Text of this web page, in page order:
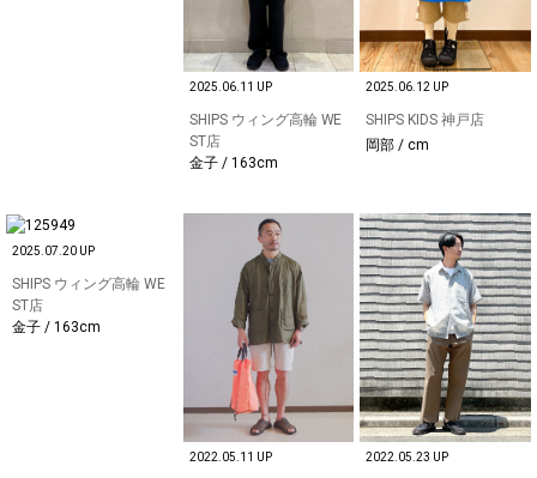
2025.06.11 UP
SHIPS ウィング高輪 WE
ST店
金子 / 163cm
2025.06.12 UP
SHIPS KIDS 神戸店
岡部 / cm
2025.07.20 UP
SHIPS ウィング高輪 WE
ST店
金子 / 163cm
2022.05.11 UP 2022.05.23 UP